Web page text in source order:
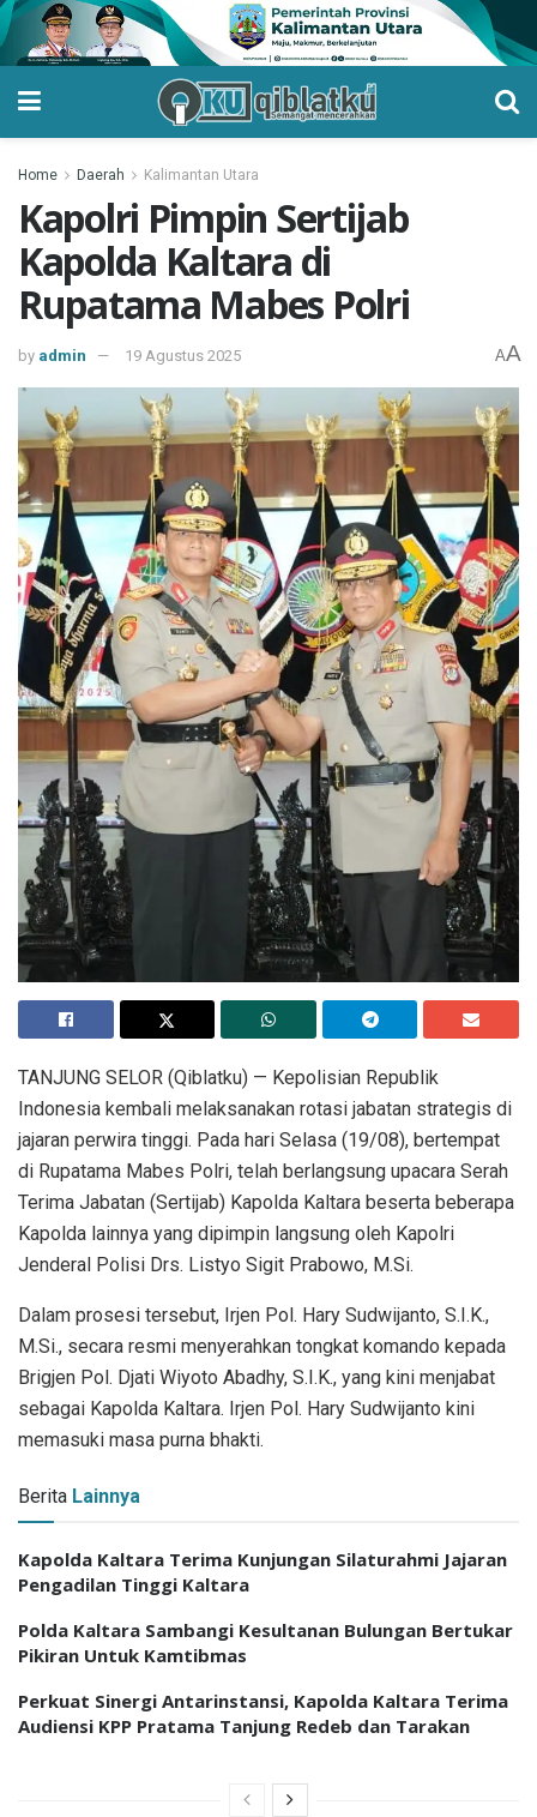
Home Daerah Kalimantan Utara
Kapolri Pimpin Sertijab
Kapolda Kaltara di
Rupatama Mabes Polri
by admin 19 Agustus 2025 AA
TANJUNG SELOR (Qiblatku) — Kepolisian Republik
Indonesia kembali melaksanakan rotasi jabatan strategis di
jajaran perwira tinggi. Pada hari Selasa (19/08), bertempat
di Rupatama Mabes Polri, telah berlangsung upacara Serah
Terima Jabatan (Sertijab) Kapolda Kaltara beserta beberapa
Kapolda lainnya yang dipimpin langsung oleh Kapolri
Jenderal Polisi Drs. Listyo Sigit Prabowo, M.Si.
Dalam prosesi tersebut, Irjen Pol. Hary Sudwijanto, S.I.K.,
M.Si., secara resmi menyerahkan tongkat komando kepada
Brigjen Pol. Djati Wiyoto Abadhy, S.I.K., yang kini menjabat
sebagai Kapolda Kaltara. Irjen Pol. Hary Sudwijanto kini
memasuki masa purna bhakti.
Berita Lainnya
Kapolda Kaltara Terima Kunjungan Silaturahmi Jajaran
Pengadilan Tinggi Kaltara
Polda Kaltara Sambangi Kesultanan Bulungan Bertukar
Pikiran Untuk Kamtibmas
Perkuat Sinergi Antarinstansi, Kapolda Kaltara Terima
Audiensi KPP Pratama Tanjung Redeb dan Tarakan